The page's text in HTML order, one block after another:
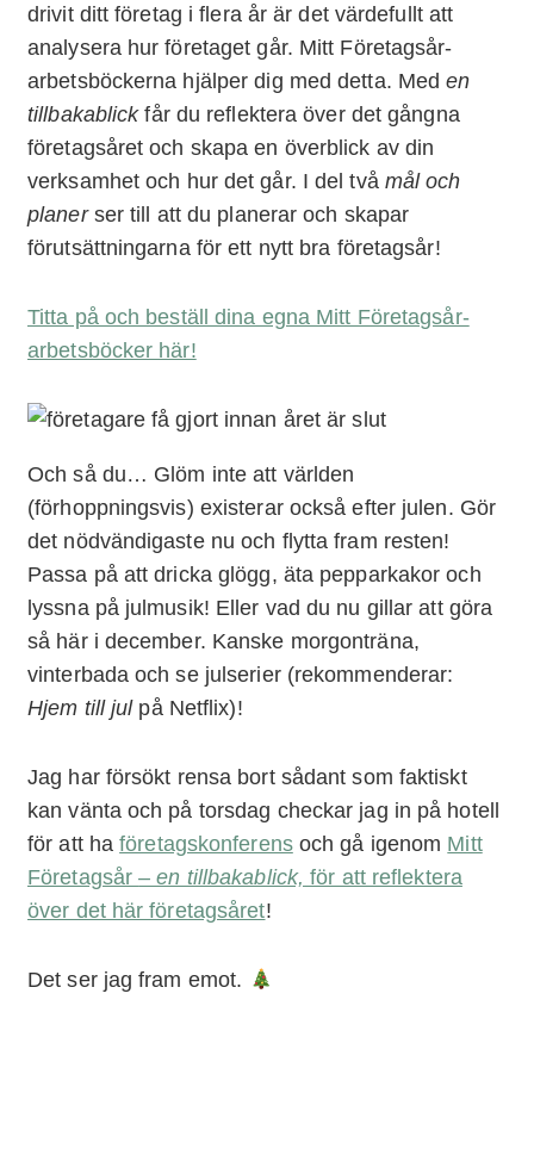
drivit ditt företag i flera år är det värdefullt att
analysera hur företaget går. Mitt Företagsår-
arbetsböckerna hjälper dig med detta. Meden
tillbakablickfår du reflektera över det gångna
företagsåret och skapa en överblick av din
verksamhet och hur det går. I del två mål och
planer ser till att du planerar och skapar
förutsättningarna för ett nytt bra företagsår!
Titta på och beställ dina egna Mitt Företagsår-
arbetsböcker här!
Och så du… Glöm inte att världen
(förhoppningsvis) existerar också efter julen. Gör
det nödvändigaste nu och flytta fram resten!
Passa på att dricka glögg, äta pepparkakor och
lyssna på julmusik! Eller vad du nu gillar att göra
så här i december. Kanske morgonträna,
vinterbada och se julserier (rekommenderar:
Hjem till julpå Netflix)!
Jag har försökt rensa bort sådant som faktiskt
kan vänta och på torsdag checkar jag in på hotell
för att haföretagskonferensoch gå igenom Mitt
Företagsår– en tillbakablick, för att reflektera
över det här företagsåret!
Det ser jag fram emot.